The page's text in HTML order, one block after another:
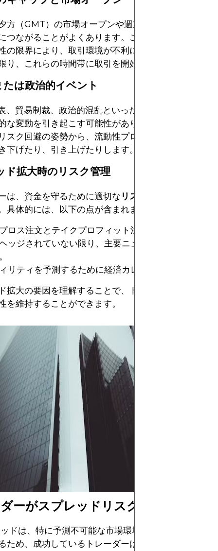
方（GMT）の市場オープンや週末後のギャップは、
つながることがよくあります。この時間帯は、市場
の限界により、取引環境が不利になります。トレー
り、これらの時間帯に取引を開始することを避けて
は政治的イベント
、貿易制裁、政治的混乱といったイベントは、外国
な変動を引き起こす可能性があります。こうした状
スク回避の姿勢から、流動性プロバイダーはスプレ
下げたり、引き上げたりします。
ド拡大時のリスク管理
は、資金を守るために適切な リスク管理
具体的には、以下の点が含まれます。
ロス注文とテイクプロフィット注文を慎重に使用す
ッジされていない限り、主要ニュースリリース中の
リティを予測するために経済カレンダーをモニタリ
拡大の要因を理解することで、トレーダーは不利な
を維持することができます。
ーがスプレッドリスクを管理する方
ドは、特に予測不可能な市場環境においては大きく
ため、成功しているトレーダーは